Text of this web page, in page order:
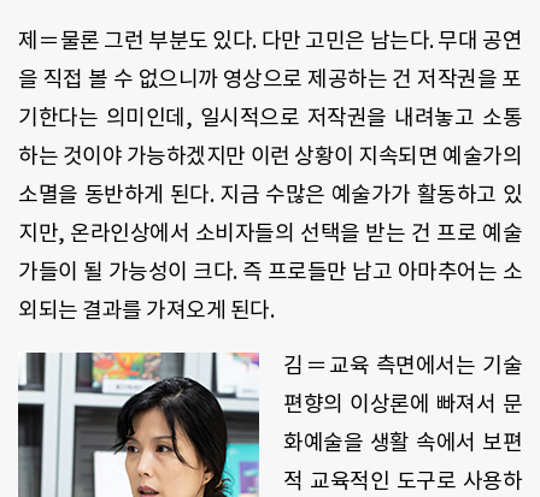
제＝물론 그런 부분도 있다. 다만 고민은 남는다. 무대 공연
을 직접 볼 수 없으니까 영상으로 제공하는 건 저작권을 포
기한다는 의미인데, 일시적으로 저작권을 내려놓고 소통
하는 것이야 가능하겠지만 이런 상황이 지속되면 예술가의
소멸을 동반하게 된다. 지금 수많은 예술가가 활동하고 있
지만, 온라인상에서 소비자들의 선택을 받는 건 프로 예술
가들이 될 가능성이 크다. 즉 프로들만 남고 아마추어는 소
외되는 결과를 가져오게 된다.
김＝교육 측면에서는 기술
편향의 이상론에 빠져서 문
화예술을 생활 속에서 보편
적 교육적인 도구로 사용하